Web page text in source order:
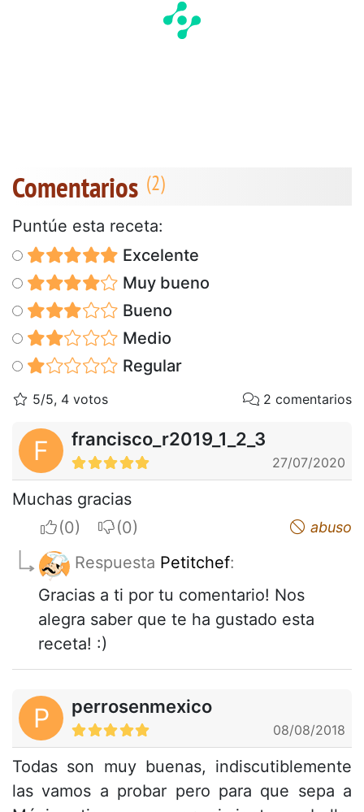
Comentarios
Puntúe esta receta:
Excelente
Muy bueno
Bueno
Medio
Regular
5/5, 4 votos 2 comentarios
F francisco_r2019_1_2_3
27/07/2020
Muchas gracias
I apreciateI do not appreciate abuso
Respuesta Petitchef:
Gracias a ti por tu comentario! Nos
alegra saber que te ha gustado esta
receta! :)
P perrosenmexico
08/08/2018
Todas son muy buenas, indiscutiblemente
las vamos a probar pero para que sepa a